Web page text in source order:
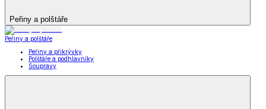
Peřiny a polštáře
Peřiny a polštáře
Peřiny a přikrývky
Polštáře a podhlavníky
Soupravy